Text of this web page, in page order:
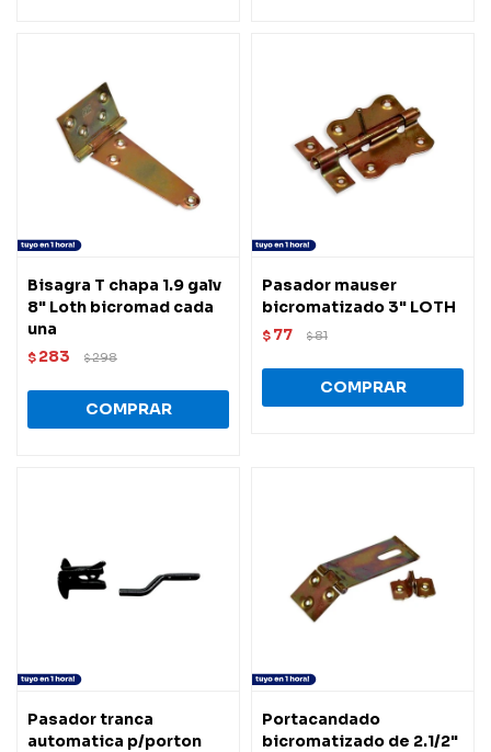
Bisagra T chapa 1.9 galv
8" Loth bicromad cada
una
$ 283 $298
Pasador mauser
bicromatizado 3" LOTH
$ 77 $81
Pasador tranca
automatica p/porton
Portacandado
bicromatizado de 2.1/2"